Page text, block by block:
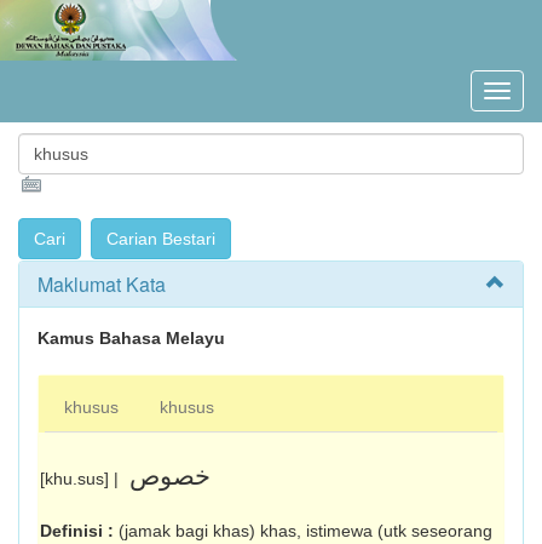
Maklumat Kata
Kamus Bahasa Melayu
khusus khusus
[khu.sus] | خصوص
Definisi : (jamak bagi khas) khas, istimewa (utk seseorang